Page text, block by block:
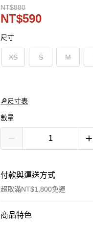
NT$880
NT$590
尺寸
XS S M
🔎尺寸表
數量
付款與運送方式
超取滿NT$1,800免運
付款方式
商品特色